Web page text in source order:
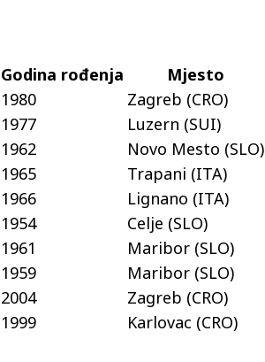
Godina rođenja Mjesto
1980 Zagreb (CRO)
1977 Luzern (SUI)
1962 Novo Mesto (SLO)
1965 Trapani (ITA)
1966 Lignano (ITA)
1954 Celje (SLO)
1961 Maribor (SLO)
1959 Maribor (SLO)
2004 Zagreb (CRO)
1999 Karlovac (CRO)